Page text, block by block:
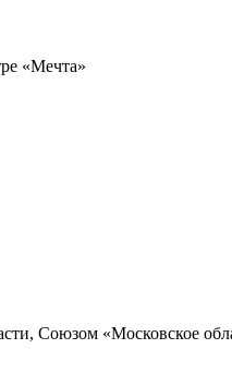
«Мечта»
Союзом «Московское